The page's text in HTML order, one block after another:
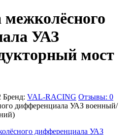
УАЗ
мост
Бренд: VAL-RACING Отзывы: 0